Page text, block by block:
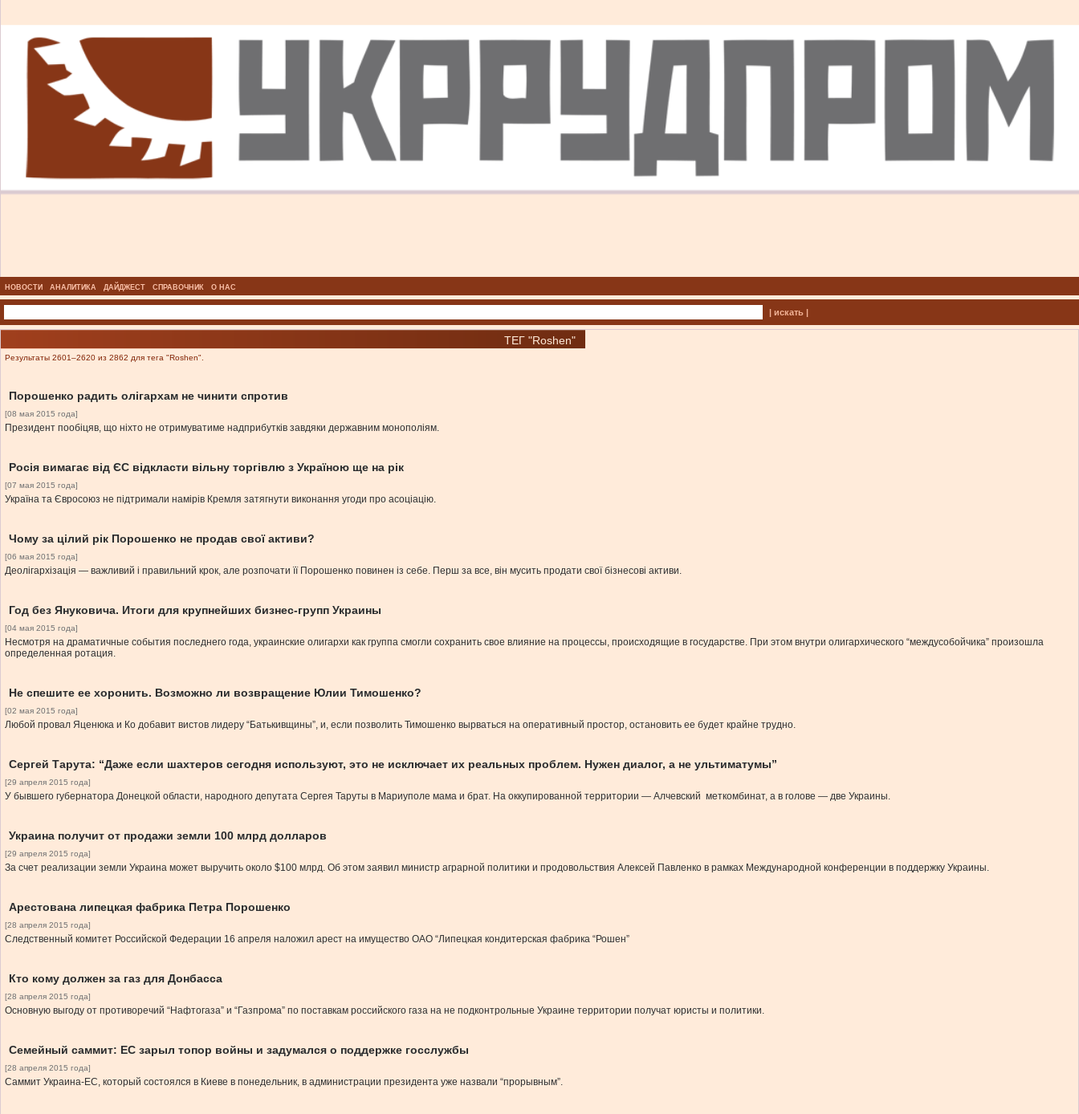
НОВОСТИ АНАЛИТИКА ДАЙДЖЕСТ СПРАВОЧНИК О НАС
| искать |
ТЕГ "Roshen"
Результаты 2601–2620 из 2862 для тега "Roshen".
Порошенко радить олігархам не чинити спротив
[08 мая 2015 года]
Президент пообіцяв, що ніхто не отримуватиме надприбутків завдяки державним монополіям.
Росія вимагає від ЄС відкласти вільну торгівлю з Україною ще на рік
[07 мая 2015 года]
Україна та Євросоюз не підтримали намірів Кремля затягнути виконання угоди про асоціацію.
Чому за цілий рік Порошенко не продав свої активи?
[06 мая 2015 года]
Деолігархізація — важливий і правильний крок, але розпочати її Порошенко повинен із себе. Перш за все, він мусить продати свої бізнесові активи.
Год без Януковича. Итоги для крупнейших бизнес-групп Украины
[04 мая 2015 года]
Несмотря на драматичные события последнего года, украинские олигархи как группа смогли сохранить свое влияние на процессы, происходящие в государстве. При этом внутри олигархического “междусобойчика” произошла
определенная ротация.
Не спешите ее хоронить. Возможно ли возвращение Юлии Тимошенко?
[02 мая 2015 года]
Любой провал Яценюка и Ко добавит вистов лидеру “Батькивщины”, и, если позволить Тимошенко вырваться на оперативный простор, остановить ее будет крайне трудно.
Сергей Тарута: “Даже если шахтеров сегодня используют, это не исключает их реальных проблем. Нужен диалог, а не ультиматумы”
[29 апреля 2015 года]
У бывшего губернатора Донецкой области, народного депутата Сергея Таруты в Мариуполе мама и брат. На оккупированной территории — Алчевский меткомбинат, а в голове — две Украины.
Украина получит от продажи земли 100 млрд долларов
[29 апреля 2015 года]
За счет реализации земли Украина может выручить около $100 млрд. Об этом заявил министр аграрной политики и продовольствия Алексей Павленко в рамках Международной конференции в поддержку Украины.
Арестована липецкая фабрика Петра Порошенко
[28 апреля 2015 года]
Следственный комитет Российской Федерации 16 апреля наложил арест на имущество ОАО “Липецкая кондитерская фабрика “Рошен”
Кто кому должен за газ для Донбасса
[28 апреля 2015 года]
Основную выгоду от противоречий “Нафтогаза” и “Газпрома” по поставкам российского газа на не подконтрольные Украине территории получат юристы и политики.
Семейный саммит: ЕС зарыл топор войны и задумался о поддержке госслужбы
[28 апреля 2015 года]
Саммит Украина-ЕС, который состоялся в Киеве в понедельник, в администрации президента уже назвали “прорывным”.